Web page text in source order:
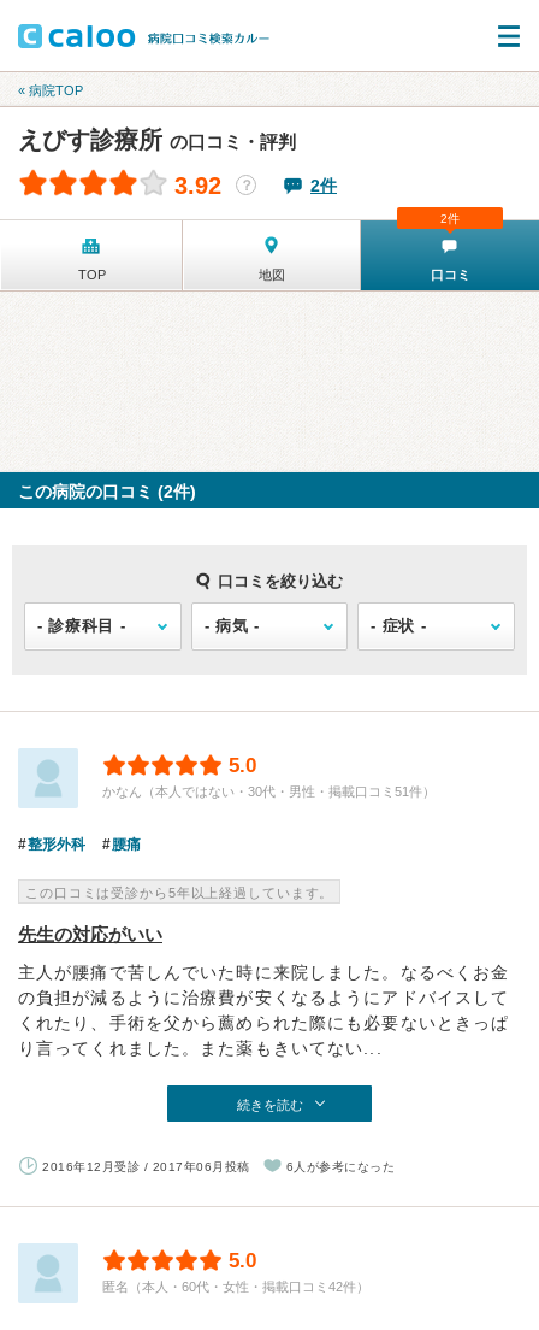
« 病院TOP
えびす診療所 の口コミ・評判
3.92 ？ 2件
TOP 地図 口コミ
2件
この病院の口コミ (2件)
口コミを絞り込む
5.0
かなん（本人ではない・30代・男性・掲載口コミ51件）
整形外科 腰痛
この口コミは受診から5年以上経過しています。
先生の対応がいい
主人が腰痛で苦しんでいた時に来院しました。なるべくお金
の負担が減るように治療費が安くなるようにアドバイスして
くれたり、手術を父から薦められた際にも必要ないときっぱ
り言ってくれました。また薬もきいてない...
続きを読む
2016年12月受診 / 2017年06月投稿 6人が参考になった
5.0
匿名（本人・60代・女性・掲載口コミ42件）